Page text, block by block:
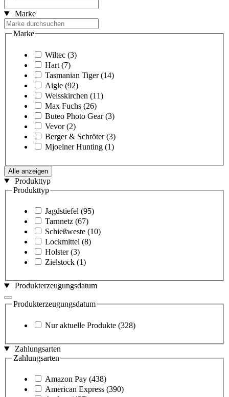
Marke
Marke
Wiltec (3)
Hart (7)
Tasmanian Tiger (14)
Aigle (92)
Weisskirchen (11)
Max Fuchs (26)
Buteo Photo Gear (3)
Vevor (2)
Berger & Schröter (3)
Mjoelner Hunting (1)
Alle anzeigen
Produkttyp
Produkttyp
Jagdstiefel (95)
Tarnnetz (67)
Schießweste (10)
Lockmittel (8)
Holster (3)
Zielstock (1)
Produkterzeugungsdatum
Produkterzeugungsdatum
Nur aktuelle Produkte (328)
Zahlungsarten
Zahlungsarten
Amazon Pay (438)
American Express (390)